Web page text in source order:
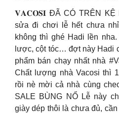
𝐕𝐀𝐂𝐎𝐒𝐈 ĐÃ CÓ TRÊN KỆ
sửa đi chơi lễ hết chưa
không thì ghé Hadi lền
lược, cột tóc… đợt này Hadi
phẩm bán chạy nhất nhà
Chất lượng nhà Vacosi thì
rồi nè mời cả nhà cùng
SALE BÙNG NỔ Lễ này
giày dép thôi là chưa đủ,